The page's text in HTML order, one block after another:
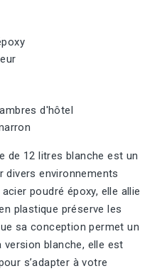
d'hôtel
de 12 litres blanche est un
divers environnements
poudré époxy, elle allie
plastique préserve les
sa conception permet un
blanche, elle est
s’adapter à votre